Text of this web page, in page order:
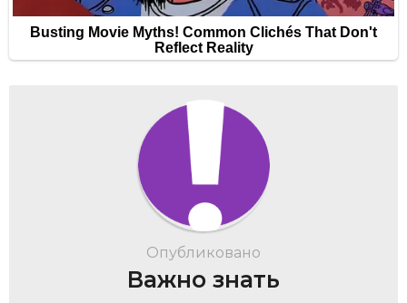
Опубликовано
Важно знать